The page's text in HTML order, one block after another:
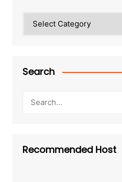
Search
Recommended Host